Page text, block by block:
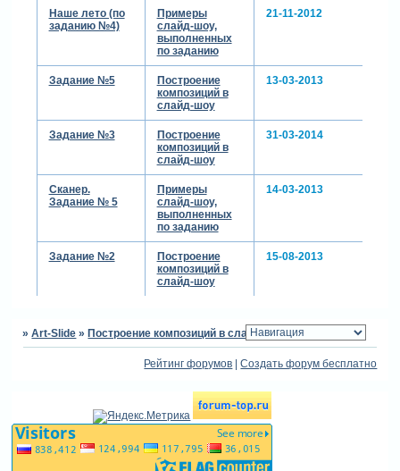
Наше лето (по
заданию №4)
Примеры
слайд-шоу,
выполненных
по заданию
21-11-2012
Задание №5
Построение
композиций в
слайд-шоу
13-03-2013
Задание №3
Построение
композиций в
слайд-шоу
31-03-2014
Сканер.
Задание № 5
Примеры
слайд-шоу,
выполненных
по заданию
14-03-2013
Задание №2
Построение
композиций в
слайд-шоу
15-08-2013
»Art-Slide » Построение композиций в слайд-шоу »Задание №6
Рейтинг форумов |Создать форум бесплатно